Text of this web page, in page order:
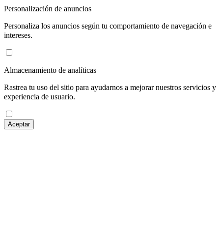
Personalización de anuncios
Personaliza los anuncios según tu comportamiento de navegación e
intereses.
Almacenamiento de analíticas
Rastrea tu uso del sitio para ayudarnos a mejorar nuestros servicios y
experiencia de usuario.
Aceptar